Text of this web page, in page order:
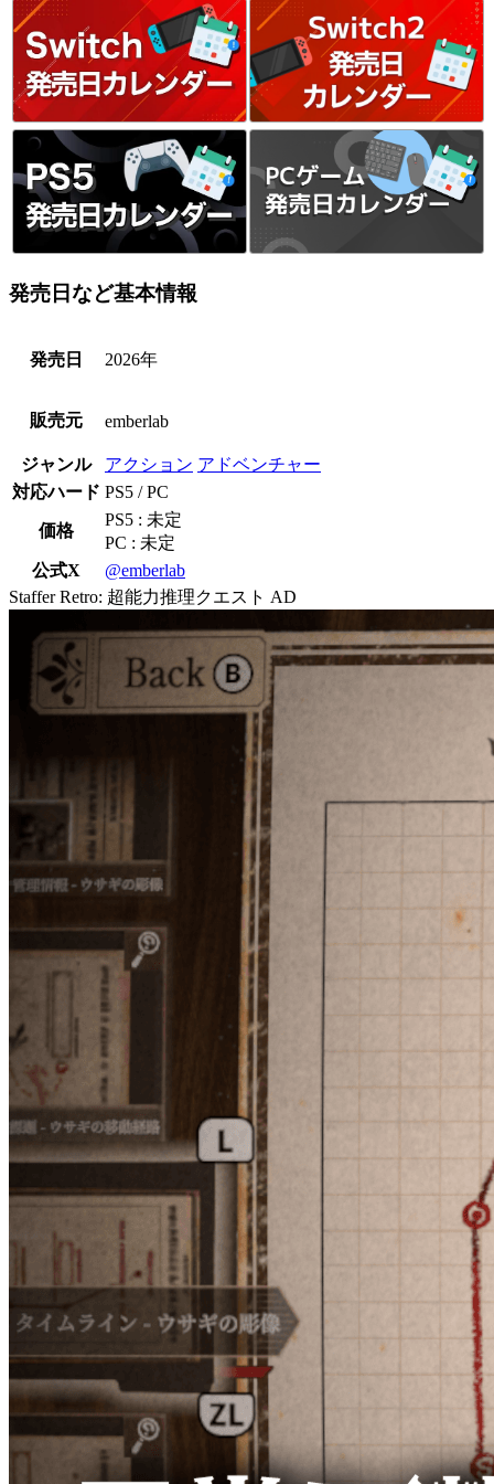
発売日など基本情報
発売日 2026年
販売元 emberlab
ジャンル アクション アドベンチャー
対応ハード PS5 / PC
価格
PS5 : 未定
PC : 未定
公式X
@emberlab
Staffer Retro: 超能力推理クエスト AD